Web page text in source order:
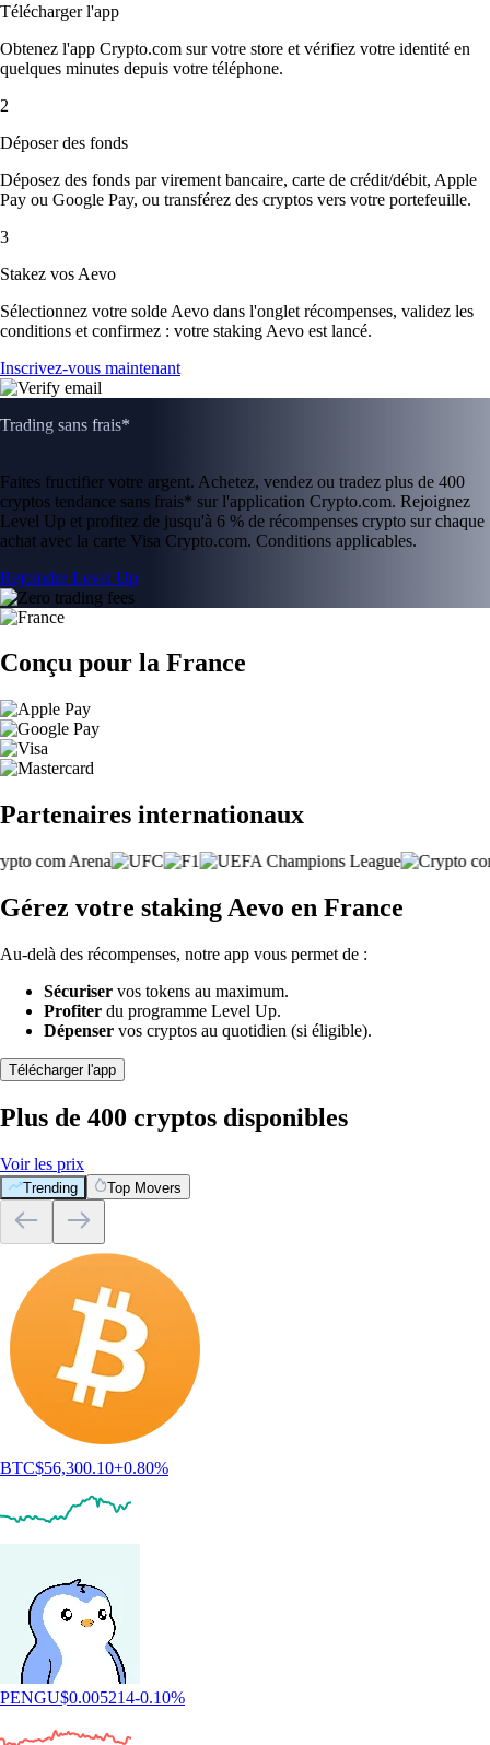
Télécharger l'app
Obtenez l'app Crypto.com sur votre store et vérifiez votre identité en
quelques minutes depuis votre téléphone.
2
Déposer des fonds
Déposez des fonds par virement bancaire, carte de crédit/débit, Apple
Pay ou Google Pay, ou transférez des cryptos vers votre portefeuille.
3
Stakez vos Aevo
Sélectionnez votre solde Aevo dans l'onglet récompenses, validez les
conditions et confirmez : votre staking Aevo est lancé.
Inscrivez-vous maintenant
Trading sans frais*
Faites fructifier votre argent. Achetez, vendez ou tradez plus de 400
cryptos tendance sans frais* sur l'application Crypto.com. Rejoignez
Level Up et profitez de jusqu'à 6 % de récompenses crypto sur chaque
achat avec la carte Visa Crypto.com. Conditions applicables.
Rejoindre Level Up
Conçu pour la France
Partenaires internationaux
Gérez votre staking Aevo en France
Au-delà des récompenses, notre app vous permet de :
Sécuriser vos tokens au maximum.
Profiter du programme Level Up.
Dépenser vos cryptos au quotidien (si éligible).
Télécharger l'app
Plus de 400 cryptos disponibles
Voir les prix
Trending Top Movers
BTC$56,300.10+0.80%
PENGU$0.005214-0.10%